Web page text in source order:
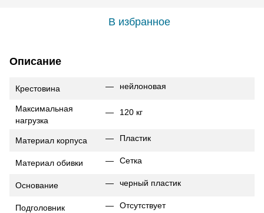
В избранное
Описание
Крестовина нейлоновая
Максимальная
нагрузка
120 кг
Материал корпуса Пластик
Материал обивки Сетка
Основание черный пластик
Подголовник Отсутствует